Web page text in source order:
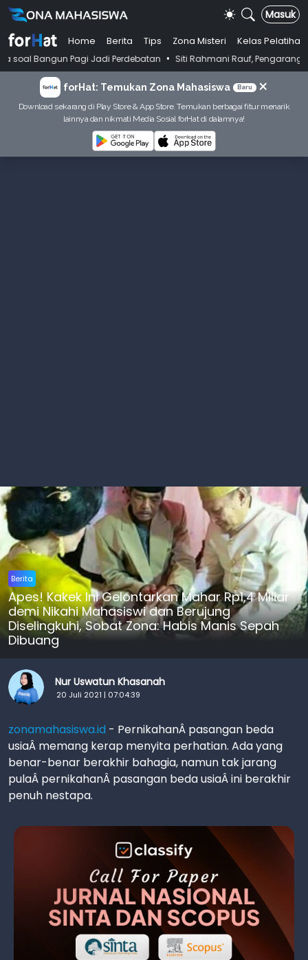
Masuk
Home Berita Tips Zona Misteri
Kelas Pelatihan
Pagi Jadi Perdebatan • Siti Rahmani Rauf, Pengarang Buku
forHat: Temukan Zona Mahasiswa Baru ×
Download sekarang di Play Store & App Store. Temukan berbagai fitur menarik
lainnya dan nikmati Media Sosial forHat di dalamnya!
Berita
Apes! Kakek Ini Gelontarkan Mahar Rp1,4 Miliar
demi Nikahi Mahasiswi dan Berujung
Diselingkuhi, Sobat Zona: Habis Manis Sepah
Dibuang
Nur Uswatun Khasanah
20 Juli 2021 | 07:04:39
zonamahasiswa.id - PernikahanÂ pasangan beda
usiaÂ memang kerap menyita perhatian. Ada yang
benar-benar berakhir bahagia, namun tak jarang
pulaÂ pernikahanÂ pasangan beda usiaÂ ini berakhir
penuh nestapa.